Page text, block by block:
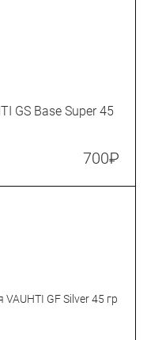
GS Base Super 45
700₽